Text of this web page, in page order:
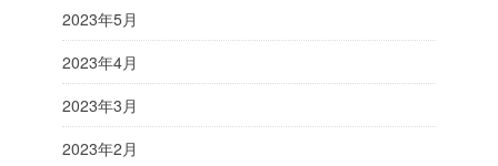
2023年5月
2023年4月
2023年3月
2023年2月